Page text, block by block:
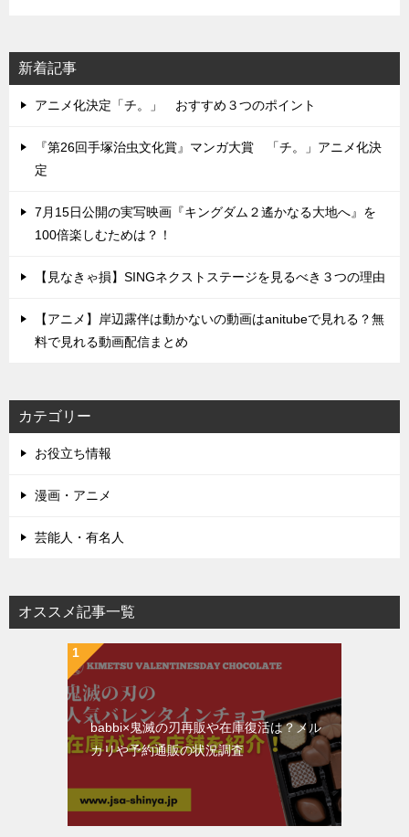
新着記事
アニメ化決定「チ。」 おすすめ３つのポイント
『第26回手塚治虫文化賞』マンガ大賞 「チ。」アニメ化決
定
7月15日公開の実写映画『キングダム２遙かなる大地へ』を
100倍楽しむためは？！
【見なきゃ損】SINGネクストステージを見るべき３つの理由
【アニメ】岸辺露伴は動かないの動画はanitubeで見れる？無
料で見れる動画配信まとめ
カテゴリー
お役立ち情報
漫画・アニメ
芸能人・有名人
オススメ記事一覧
babbi×鬼滅の刃再販や在庫復活は？メル
カリや予約通販の状況調査